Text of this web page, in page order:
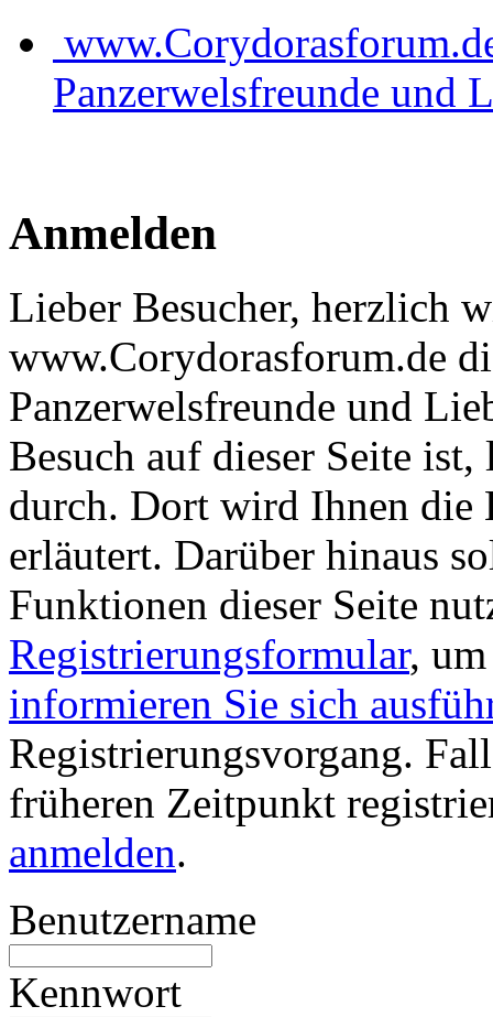
Panzerwelsfreunde und
Anmelden
Lieber Besucher, herzlich
www.Corydorasforum.de
Panzerwelsfreunde und
Besuch auf dieser Seite
durch. Dort wird Ihnen die
erläutert. Darüber hinaus
Funktionen dieser Seite
Registrierungsformular,
informieren Sie sich
Registrierungsvorgang.
früheren Zeitpunkt
anmelden.
Benutzername
Kennwort